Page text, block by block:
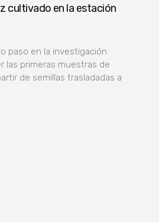
cultivado en la estación
paso en la investigación
las primeras muestras de
de semillas trasladadas a